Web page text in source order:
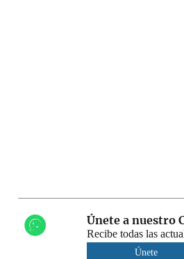
Únete a nuestro
Recibe todas las
Únete